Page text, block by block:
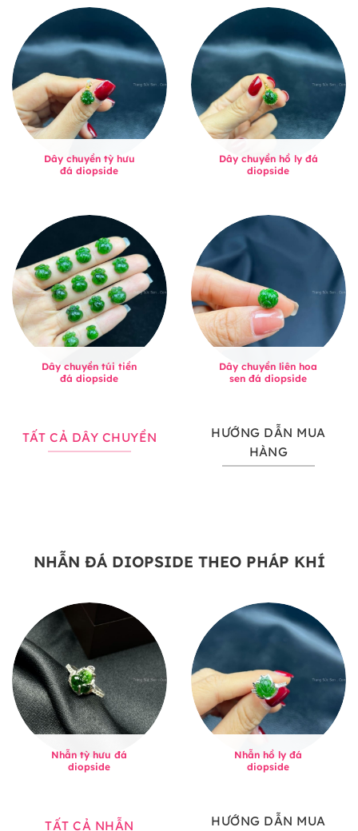
Dây chuyền tỳ hưu
đá diopside
Dây chuyền hồ ly đá
diopside
Dây chuyền túi tiền
đá diopside
Dây chuyền liên hoa
sen đá diopside
TẤT CẢ DÂY CHUYỀN
HƯỚNG DẪN MUA
HÀNG
NHẪN ĐÁ DIOPSIDE THEO PHÁP KHÍ
Nhẫn tỳ hưu đá
diopside
Nhẫn hồ ly đá
diopside
TẤT CẢ NHẪN HƯỚNG DẪN MUA